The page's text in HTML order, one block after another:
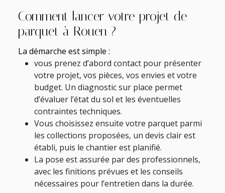
Comment lancer votre projet de
parquet à Rouen ?
La démarche est simple :
vous prenez d’abord contact pour présenter
votre projet, vos pièces, vos envies et votre
budget. Un diagnostic sur place permet
d’évaluer l’état du sol et les éventuelles
contraintes techniques.
Vous choisissez ensuite votre parquet parmi
les collections proposées, un devis clair est
établi, puis le chantier est planifié.
La pose est assurée par des professionnels,
avec les finitions prévues et les conseils
nécessaires pour l’entretien dans la durée.